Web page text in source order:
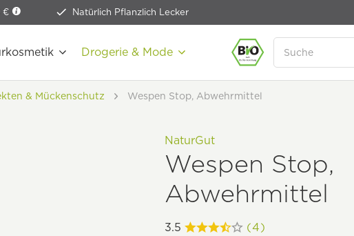
€ Natürlich Pflanzlich Lecker
Drogerie & Mode
& Mückenschutz Wespen Stop, Abwehrmittel
NaturGut
Wespen Stop,
Abwehrmittel
3.5 (4)